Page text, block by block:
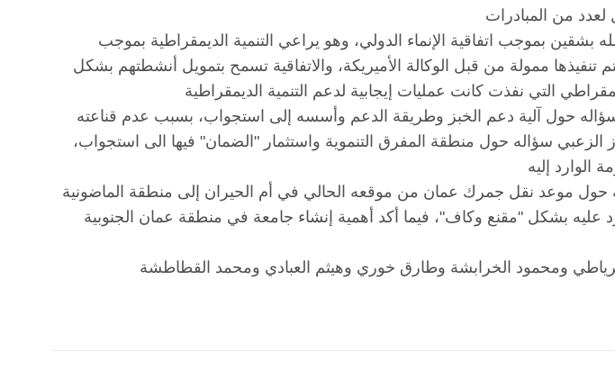
بموجب اتفاقية الإنماء الدولي، وهو يراعي التنمية الديمقراطية بموجب
ممولة من قبل الوكالة الأميريكة، والاتفاقية تسمح بتمويل أنشطتهم بشكل
حول آلية دعم الخبز وطريقة الدعم وأسسه إلى استجواب، بسبب عدم قناعته
الزعبي سؤاله حول منطقة المفرق التنموية واستثمار "الضمان" فيها الى استجواب،
موعد نقل جمرك عمان من موقعه الحالي في أم الحيران إلى منطقة الماضونية
عليه بشكل "مقنع وكاف"، فيما أكد أهمية إنشاء جامعة في منطقة عمان الجنوبية